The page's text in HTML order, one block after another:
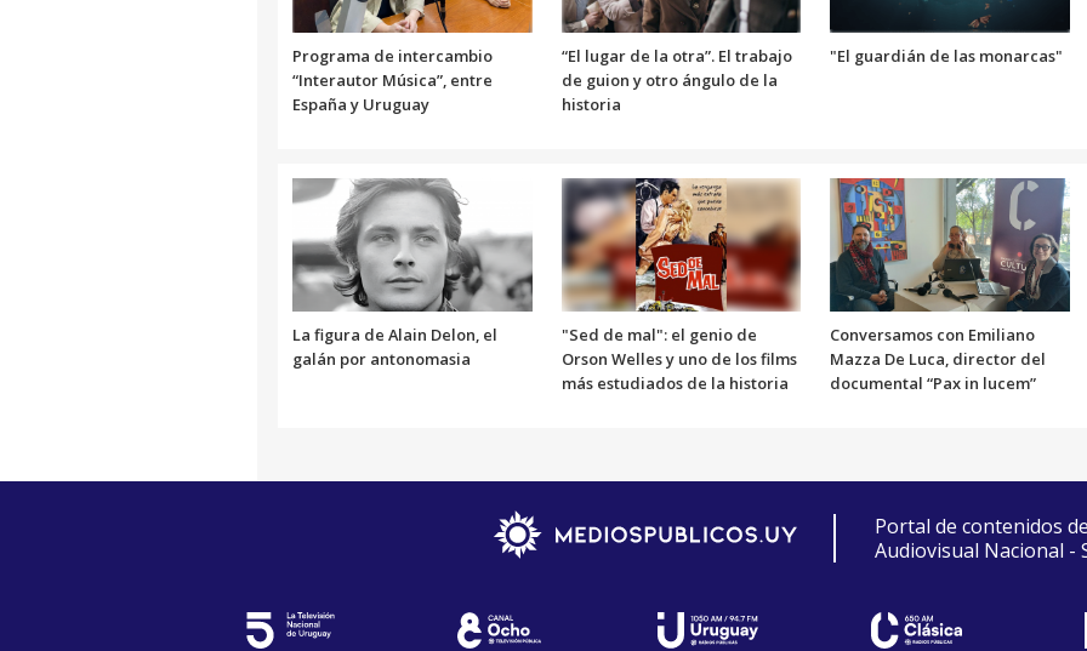
Programa de intercambio
“Interautor Música”, entre
España y Uruguay
“El lugar de la otra”. El trabajo
de guion y otro ángulo de la
historia
"El guardián de las monarcas"
La figura de Alain Delon, el
galán por antonomasia
"Sed de mal": el genio de
Orson Welles y uno de los films
más estudiados de la historia
Conversamos con Emiliano
Mazza De Luca, director del
documental “Pax in lucem”
Portal de contenidos
Audiovisual Nacional -